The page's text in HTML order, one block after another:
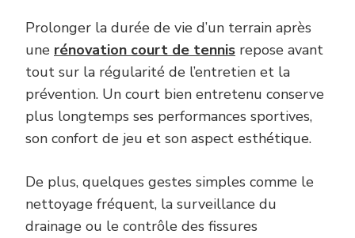
Prolonger la durée de vie d’un terrain après
une rénovation court de tennis repose avant
tout sur la régularité de l’entretien et la
prévention. Un court bien entretenu conserve
plus longtemps ses performances sportives,
son confort de jeu et son aspect esthétique.
De plus, quelques gestes simples comme le
nettoyage fréquent, la surveillance du
drainage ou le contrôle des fissures